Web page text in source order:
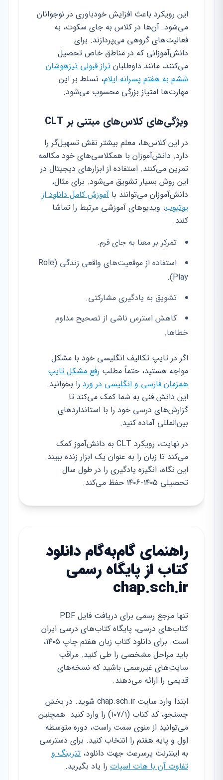
این رویکرد باعث افزایش خودباوری در نوجوانان
می‌شود. آن‌ها در کلاس به جای سکوت، به
فعالیت‌های گروهی می‌پردازند. برای
دانش‌آموزانی که در مناطق خاص تحصیل
می‌کنند، مانند داوطلبان تراز قبولی تیزهوشان
ششم به هفتم پسرانه ایلام، تسلط بر این
مهارت‌ها امتیاز بزرگی محسوب می‌شود.
ویژگی‌های کلاس‌های مبتنی بر CLT
در این کلاس‌ها، معلم بیشتر نقش تسهیل‌گر را
دارد. دانش‌آموزان با همکلاسی‌های خود مکالمه
تمرین می‌کنند. استفاده از ابزارهای دیجیتال در
این روش بسیار تشویق می‌شود. برای مثال،
دانش‌آموزان می‌توانند با آموزش کامل دانلود از
یوتیوب، ویدیوهای آموزشی مرتبط را تماشا
کنند.
تمرکز بر معنا به جای فرم.
استفاده از موقعیت‌های واقعی زندگی (Role
Play).
تشویق به یادگیری مشارکتی.
کاهش استرس ناشی از تصحیح مداوم
خطاها.
اگر در تایپ تکالیف انگلیسی خود با مشکل
مواجه هستید، حتماً مطلب رفع مشکل تایپ
همزمان فارسی و انگلیسی در ورد را بخوانید.
این دانش فنی به شما کمک می‌کند تا
گزارش‌های درسی خود را با استانداردهای
بین‌المللی آماده کنید.
در نهایت، رویکرد CLT به دانش‌آموز کمک
می‌کند تا زبان را به عنوان یک ابزار زنده ببیند.
این نگاه، انگیزه یادگیری را در طول سال
تحصیلی ۱۴۰۵-۱۴۰۶ حفظ می‌کند.
راهنمای گام‌به‌گام دانلود
کتاب از پایگاه رسمی
chap.sch.ir
تنها مرجع رسمی برای دریافت فایل PDF
کتاب‌های درسی، پایگاه کتاب‌های درسی ایران
است. برای دانلود کتاب زبان هفتم چاپ ۱۴۰۵،
باید مراحل مشخصی را طی کنید. مراقب
سایت‌های غیررسمی باشید که نسخه‌های
قدیمی را ارائه می‌دهند.
ابتدا وارد سایت chap.sch.ir شوید. در بخش
جستجو، کد کتاب (۱۰۷/۱) را وارد کنید. همچنین
می‌توانید از منوی سمت راست، دوره متوسطه
اول و پایه هفتم را انتخاب کنید. برای دسترسی
به اینترنت پرسرعت جهت دانلود، تترینگ و
تفاوت آن با هات اسپات را یاد بگیرید.